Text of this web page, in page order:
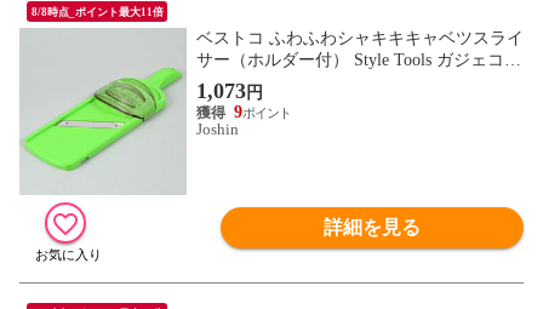
8/8時点_ポイント最大11倍
ベストコ ふわふわシャキキキャベツスライ
サー（ホルダー付） Style Tools ガジェコン
LB-199 【返品種別A】
1,073円
9
Joshin
詳細を見る